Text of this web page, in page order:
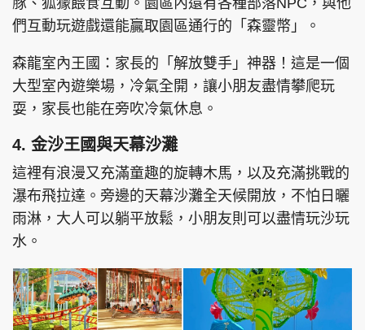
豚、狐獴餵食互動。園區內還有各種部落NPC，與他
們互動玩遊戲還能贏取園區通行的「森靈幣」。
森龍室內王國：家長的「解放雙手」神器！這是一個
大型室內遊樂場，冷氣全開，讓小朋友盡情攀爬玩
耍，家長也能在旁吹冷氣休息。
4. 金沙王國與天幕沙灘
這裡有浪漫又充滿童趣的旋轉木馬，以及充滿挑戰的
瀑布飛拉達。旁邊的天幕沙灘全天候開放，不怕日曬
雨淋，大人可以躺平放鬆，小朋友則可以盡情玩沙玩
水。